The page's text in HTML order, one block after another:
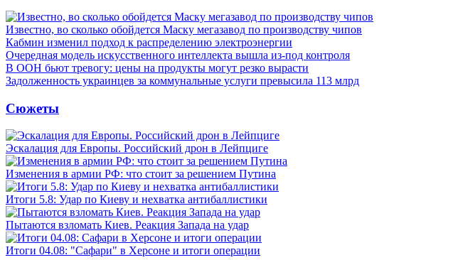
Известно, во сколько обойдется Маску мегазавод по производству чипов
Кабмин изменил подход к распределению электроэнергии
Очередная модель искусственного интеллекта вышла из-под контроля
В ООН бьют тревогу: цены на продукты могут резко вырасти
Задолженность украинцев за коммунальные услуги превысила 113 млрд
Сюжеты
Эскалация для Европы. Российский дрон в Лейпциге
Изменения в армии РФ: что стоит за решением Путина
Итоги 5.8: Удар по Киеву и нехватка антибаллистики
Пытаются взломать Киев. Реакция Запада на удар
Итоги 04.08: "Сафари" в Херсоне и итоги операции